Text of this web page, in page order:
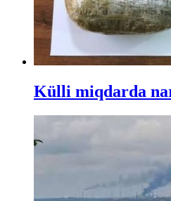
Külli miqdarda